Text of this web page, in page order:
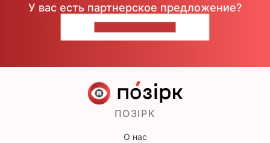
У вас есть партнерское предложение?
ПОЗІРК
О нас